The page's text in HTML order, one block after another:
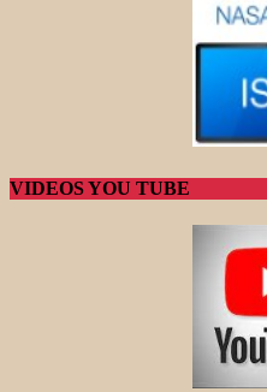
VIDEOS YOU TUBE